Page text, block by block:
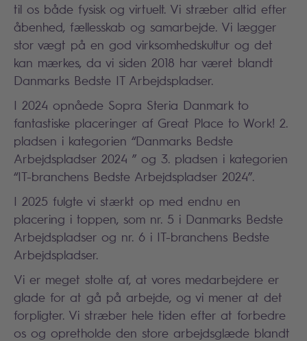
til os både fysisk og virtuelt. Vi stræber altid efter
åbenhed, fællesskab og samarbejde. Vi lægger
stor vægt på en god virksomhedskultur og det
kan mærkes, da vi siden 2018 har været blandt
Danmarks Bedste IT Arbejdspladser.
I 2024 opnåede Sopra Steria Danmark to
fantastiske placeringer af Great Place to Work! 2.
pladsen i kategorien “Danmarks Bedste
Arbejdspladser 2024 ” og 3. pladsen i kategorien
“IT-branchens Bedste Arbejdspladser 2024”.
I 2025 fulgte vi stærkt op med endnu en
placering i toppen, som nr. 5 i Danmarks Bedste
Arbejdspladser og nr. 6 i IT-branchens Bedste
Arbejdspladser.
Vi er meget stolte af, at vores medarbejdere er
glade for at gå på arbejde, og vi mener at det
forpligter. Vi stræber hele tiden efter at forbedre
os og opretholde den store arbejdsglæde blandt